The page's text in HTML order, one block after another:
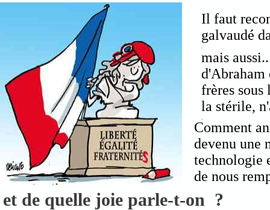
et de quelle joie parle-t-on ?
Il faut
galvaudé
mais
d'Abraham
frères sous
la stérile,
Comment
devenu une
technologie
de nous